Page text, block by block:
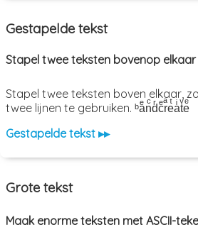
Gestapelde tekst
Stapel twee teksten bovenop
Stapel twee teksten boven elkaar,
twee lijnen te gebruiken. ᵇaͤnͨdͬcͤrͣeͭaͥtͮeͤ
Gestapelde tekst ▸▸
Grote tekst
Maak enorme teksten met ASCII-